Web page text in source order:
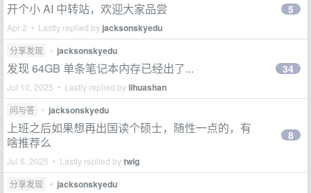
开个小 AI 中转站，欢迎大家品尝
Apr 2 • Lastly replied by jacksonskyedu
5
分享发现 • jacksonskyedu
发现 64GB 单条笔记本内存已经出了...
Jul 10, 2025 • Lastly replied bylihuashan
34
问与答 • jacksonskyedu
上班之后如果想再出国读个硕士，随性一点的，有
啥推荐么
Jul 6, 2025 • Lastly replied bytwig
8
分享发现 • jacksonskyedu